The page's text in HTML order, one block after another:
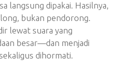
langsung dipakai. Hasilnya,
bukan pendorong.
lewat suara yang
besar—dan menjadi
dihormati.